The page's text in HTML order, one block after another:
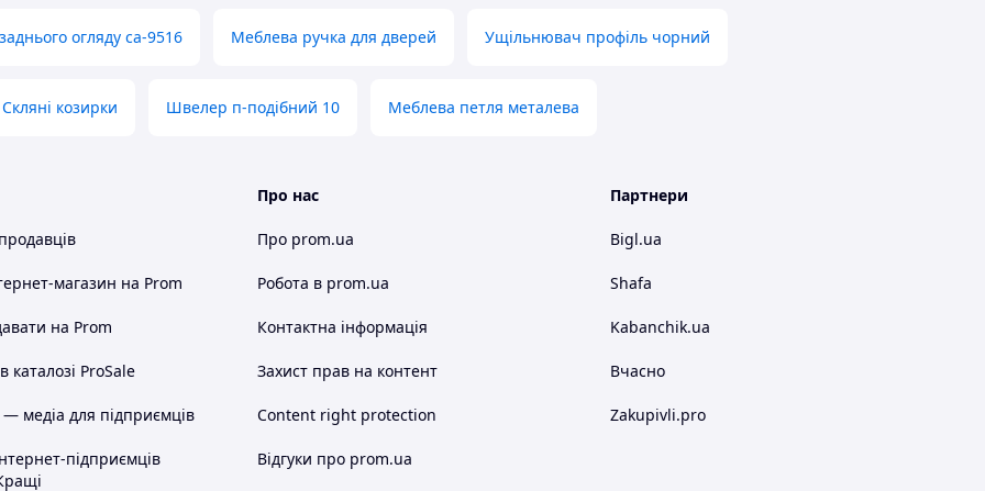
огляду ca-9516 Меблева ручка для дверей Ущільнювач профіль чорний
Скляні козирки Швелер п-подібний 10 Меблева петля металева
магазин на Prom
на Prom
каталозі ProSale
медіа для підприємців
підприємців
Про нас
Про prom.ua
Робота в prom.ua
Контактна інформація
Захист прав на контент
Content right protection
Відгуки про prom.ua
Партнери
Bigl.ua
Shafa
Kabanchik.ua
Вчасно
Zakupivli.pro